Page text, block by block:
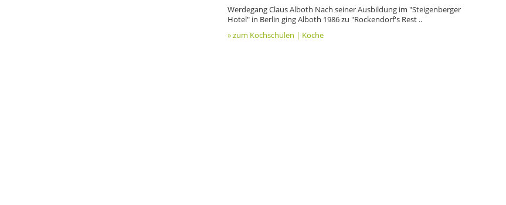
Werdegang Claus Alboth Nach seiner Ausbildung im "Steigenberger
Hotel" in Berlin ging Alboth 1986 zu "Rockendorf's Rest ..
» zum Kochschulen | Köche